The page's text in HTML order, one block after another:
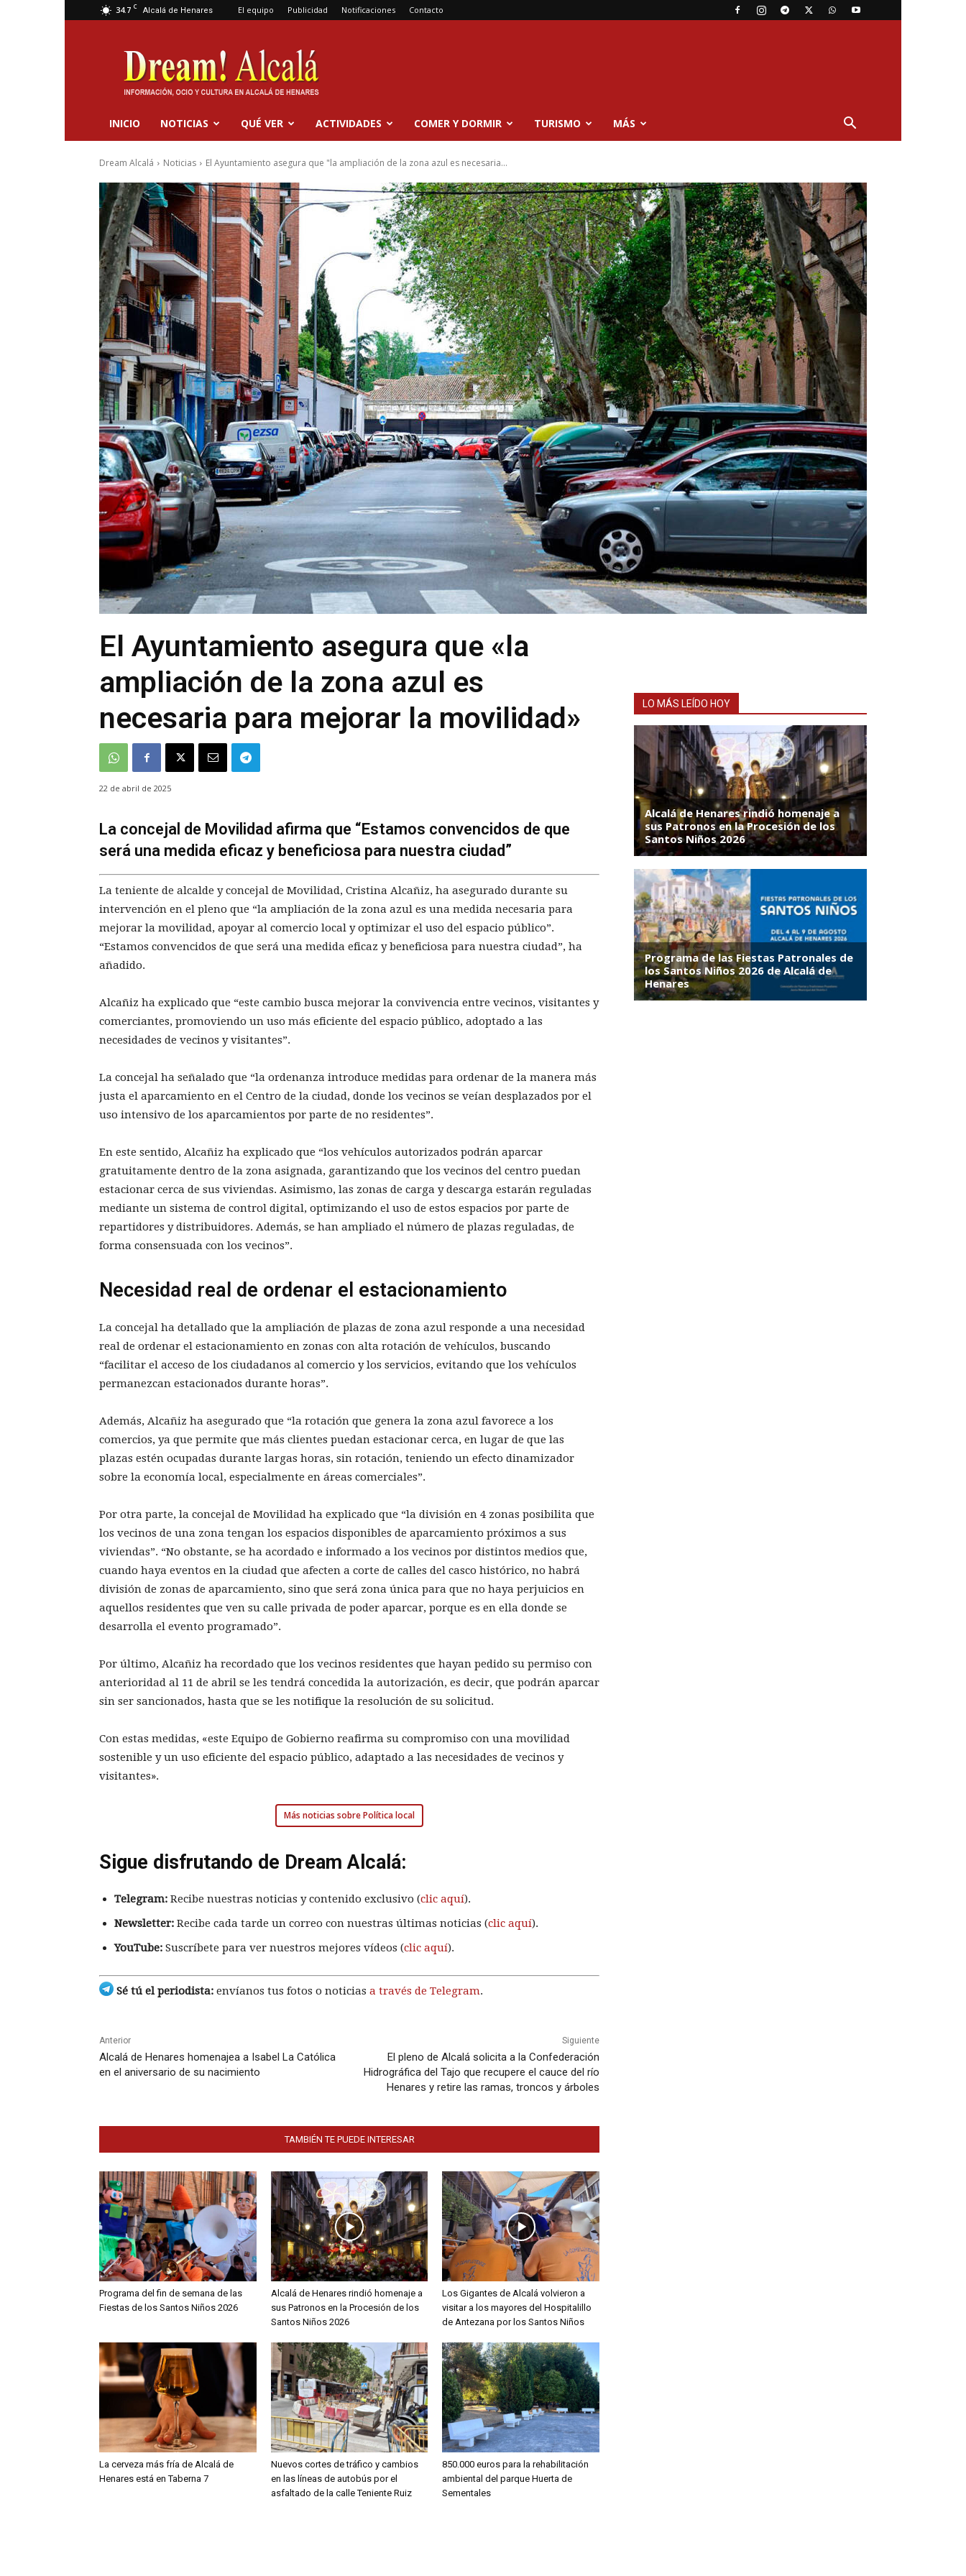
34.7 C Alcalá de Henares El equipo Publicidad Notificaciones Contacto
Dream
Alcalá
INICIO NOTICIAS QUÉ VER ACTIVIDADES COMER Y DORMIR TURISMO MÁS
Dream Alcalá Noticias El Ayuntamiento asegura que "la ampliación de la zona azul es necesaria...
El Ayuntamiento asegura que «la
ampliación de la zona azul es
necesaria para mejorar la movilidad»
22 de abril de 2025
La concejal de Movilidad afirma que “Estamos convencidos de que
será una medida eficaz y beneficiosa para nuestra ciudad”
La teniente de alcalde y concejal de Movilidad, Cristina Alcañiz, ha asegurado durante su
intervención en el pleno que “la ampliación de la zona azul es una medida necesaria para
mejorar la movilidad, apoyar al comercio local y optimizar el uso del espacio público”.
“Estamos convencidos de que será una medida eficaz y beneficiosa para nuestra ciudad”, ha
añadido.
Alcañiz ha explicado que “este cambio busca mejorar la convivencia entre vecinos, visitantes y
comerciantes, promoviendo un uso más eficiente del espacio público, adoptado a las
necesidades de vecinos y visitantes”.
La concejal ha señalado que “la ordenanza introduce medidas para ordenar de la manera más
justa el aparcamiento en el Centro de la ciudad, donde los vecinos se veían desplazados por el
uso intensivo de los aparcamientos por parte de no residentes”.
En este sentido, Alcañiz ha explicado que “los vehículos autorizados podrán aparcar
gratuitamente dentro de la zona asignada, garantizando que los vecinos del centro puedan
estacionar cerca de sus viviendas. Asimismo, las zonas de carga y descarga estarán reguladas
mediante un sistema de control digital, optimizando el uso de estos espacios por parte de
repartidores y distribuidores. Además, se han ampliado el número de plazas reguladas, de
forma consensuada con los vecinos”.
Necesidad real de ordenar el estacionamiento
La concejal ha detallado que la ampliación de plazas de zona azul responde a una necesidad
real de ordenar el estacionamiento en zonas con alta rotación de vehículos, buscando
“facilitar el acceso de los ciudadanos al comercio y los servicios, evitando que los vehículos
permanezcan estacionados durante horas”.
Además, Alcañiz ha asegurado que “la rotación que genera la zona azul favorece a los
comercios, ya que permite que más clientes puedan estacionar cerca, en lugar de que las
plazas estén ocupadas durante largas horas, sin rotación, teniendo un efecto dinamizador
sobre la economía local, especialmente en áreas comerciales”.
Por otra parte, la concejal de Movilidad ha explicado que “la división en 4 zonas posibilita que
los vecinos de una zona tengan los espacios disponibles de aparcamiento próximos a sus
viviendas”. “No obstante, se ha acordado e informado a los vecinos por distintos medios que,
cuando haya eventos en la ciudad que afecten a corte de calles del casco histórico, no habrá
división de zonas de aparcamiento, sino que será zona única para que no haya perjuicios en
aquellos residentes que ven su calle privada de poder aparcar, porque es en ella donde se
desarrolla el evento programado”.
Por último, Alcañiz ha recordado que los vecinos residentes que hayan pedido su permiso con
anterioridad al 11 de abril se les tendrá concedida la autorización, es decir, que podrán aparcar
sin ser sancionados, hasta que se les notifique la resolución de su solicitud.
Con estas medidas, «este Equipo de Gobierno reafirma su compromiso con una movilidad
sostenible y un uso eficiente del espacio público, adaptado a las necesidades de vecinos y
visitantes».
Más noticias sobre Política local
Sigue disfrutando de Dream Alcalá:
Telegram: Recibe nuestras noticias y contenido exclusivo (clic aquí).
Newsletter: Recibe cada tarde un correo con nuestras últimas noticias (clic aquí).
YouTube: Suscríbete para ver nuestros mejores vídeos (clic aquí).
Sé tú el periodista: envíanos tus fotos o noticias a través de Telegram.
Anterior
Alcalá de Henares homenajea a Isabel La Católica
en el aniversario de su nacimiento
Siguiente
El pleno de Alcalá solicita a la Confederación
Hidrográfica del Tajo que recupere el cauce del río
Henares y retire las ramas, troncos y árboles
TAMBIÉN TE PUEDE INTERESAR
Programa del fin de semana de las
Fiestas de los Santos Niños 2026
Alcalá de Henares rindió homenaje a
sus Patronos en la Procesión de los
Santos Niños 2026
Los Gigantes de Alcalá volvieron a
visitar a los mayores del Hospitalillo
de Antezana por los Santos Niños
La cerveza más fría de Alcalá de
Henares está en Taberna 7
Nuevos cortes de tráfico y cambios
en las líneas de autobús por el
asfaltado de la calle Teniente Ruiz
850.000 euros para la rehabilitación
ambiental del parque Huerta de
Sementales
LO MÁS LEÍDO HOY